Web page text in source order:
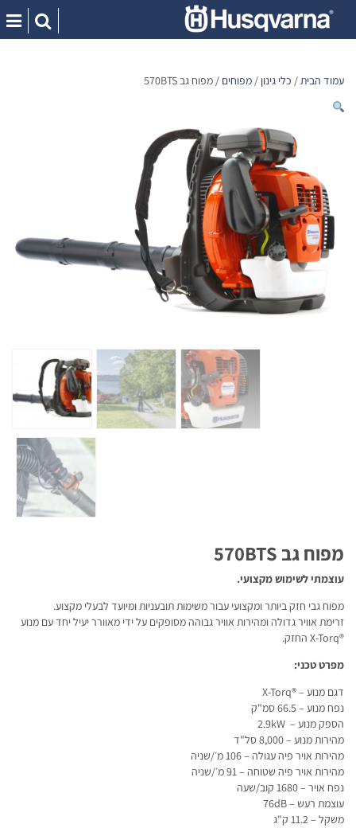
content
עמוד הבית/ כלי גינון / מפוחים / מפוח גב 570BTS
מפוח גב 570BTS
עוצמתי לשימוש מקצועי.
מפוח גבי חזק ביותר ומקצועי עבור משימות תובעניות ומיועד לבעלי מקצוע.
זרימת אוויר גדולה ומהירות אוויר גבוהה מסופקים על ידי מאוורר יעיל יחד עם מנוע
®X-Torq החזק.
מפרט טכני:
דגם מנוע – ®X-Torq
נפח מנוע – 66.5 סמ"ק
הספק מנוע – 2.9kW
מהירות מנוע – 8,000 סל"ד
מהירות אויר פיה עגולה – 106 מ׳/שניה
מהירות אויר פיה שטוחה – 91 מ׳/שניה
נפח אויר – 1680 קוב/שעה
עוצמת רעש – 76dB
משקל – 11.2 ק"ג